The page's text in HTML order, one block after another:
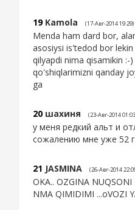
19 Kamola (17-Авг-2014 19:29)
Menda ham dard bor,
asosiysi is'tedod bor
qilyapdi nima qisamikin :-
qo'shiqlarimizni qanday
ga
20 шахиня (23-Авг-2014
у меня редкий альт и
сожалению мне уже 52
21 JASMINA (26-Авг-2014
OKA.. OZGINA
NMA QIMIDIMI ...oVOZI